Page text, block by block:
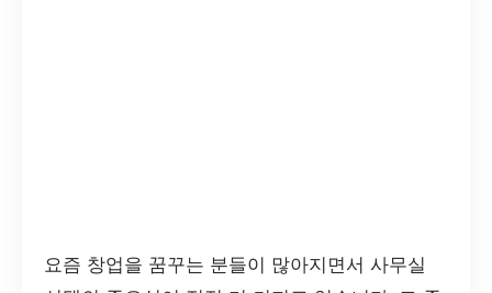
요즘 창업을 꿈꾸는 분들이 많아지면서 사무실